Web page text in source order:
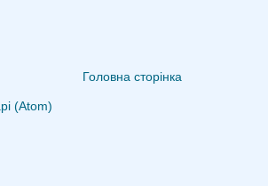
Головна сторінка
(Atom)